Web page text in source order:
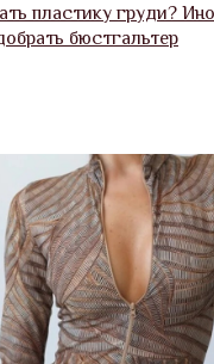
пластику груди?
бюстгальтер